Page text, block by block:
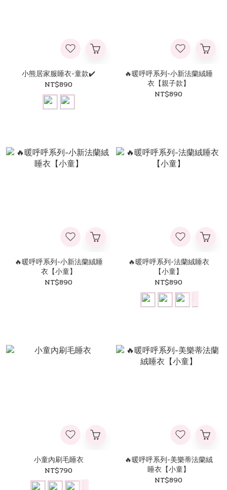
小熊居家服睡衣-童款✔️
NT$890
🔥暖呼呼系列-小新法蘭絨睡
衣【親子款】
NT$890
🔥暖呼呼系列-小新法蘭絨睡
衣【小童】
NT$890
🔥暖呼呼系列-法蘭絨睡衣
【小童】
NT$890
小童內刷毛睡衣
NT$790
🔥暖呼呼系列-美樂蒂法蘭絨
睡衣【小童】
NT$890